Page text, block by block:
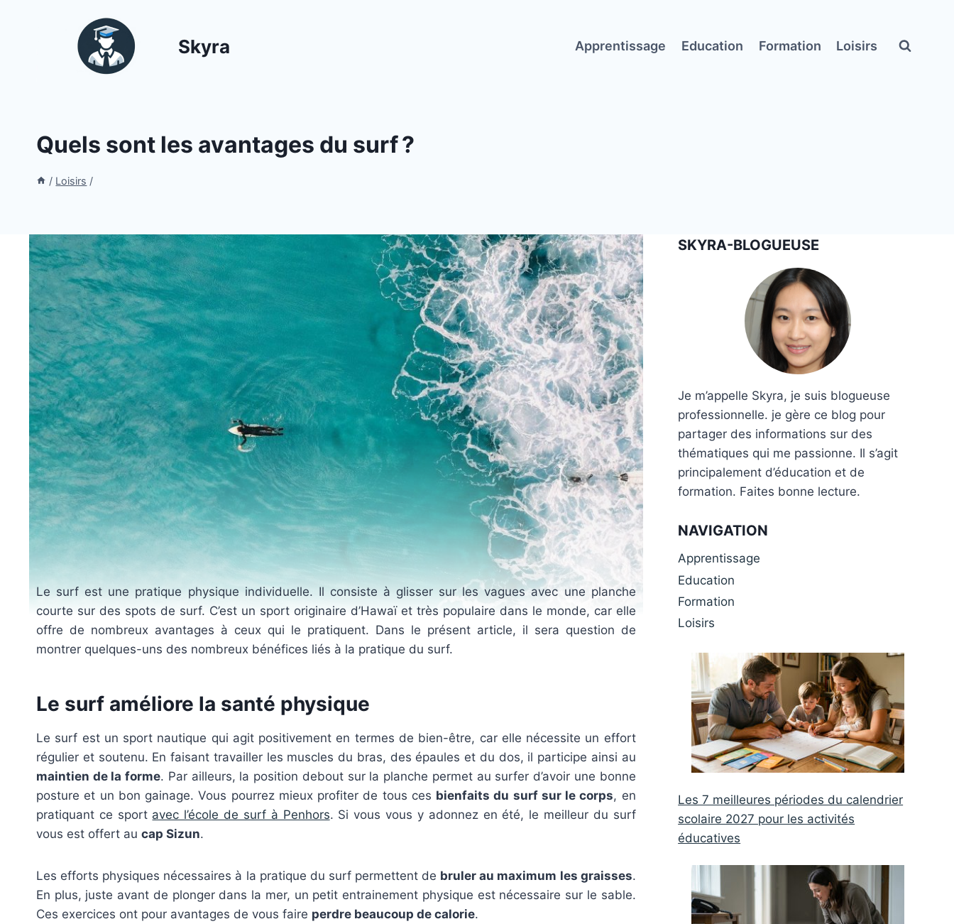
Skyra Apprentissage Education Formation Loisirs
Quels sont les avantages du surf ?
/ Loisirs /
Le surf est une pratique physique individuelle. Il consiste à glisser sur les vagues avec une planche
courte sur des spots de surf. C’est un sport originaire d’Hawaï et très populaire dans le monde, car elle
offre de nombreux avantages à ceux qui le pratiquent. Dans le présent article, il sera question de
montrer quelques-uns des nombreux bénéfices liés à la pratique du surf.
Le surf améliore la santé physique
Le surf est un sport nautique qui agit positivement en termes de bien-être, car elle nécessite un effort
régulier et soutenu. En faisant travailler les muscles du bras, des épaules et du dos, il participe ainsi au
maintien de la forme. Par ailleurs, la position debout sur la planche permet au surfer d’avoir une bonne
posture et un bon gainage. Vous pourrez mieux profiter de tous ces bienfaits du surf sur le corps, en
pratiquant ce sport avec l’école de surf à Penhors. Si vous vous y adonnez en été, le meilleur du surf
vous est offert au cap Sizun.
Les efforts physiques nécessaires à la pratique du surf permettent de bruler au maximum les graisses.
En plus, juste avant de plonger dans la mer, un petit entrainement physique est nécessaire sur le sable.
Ces exercices ont pour avantages de vous faire perdre beaucoup de calorie.
SKYRA-BLOGUEUSE
Je m’appelle Skyra, je suis blogueuse
professionnelle. je gère ce blog pour
partager des informations sur des
thématiques qui me passionne. Il s’agit
principalement d’éducation et de
formation. Faites bonne lecture.
NAVIGATION
Apprentissage
Education
Formation
Loisirs
Les 7 meilleures périodes du calendrier
scolaire 2027 pour les activités
éducatives